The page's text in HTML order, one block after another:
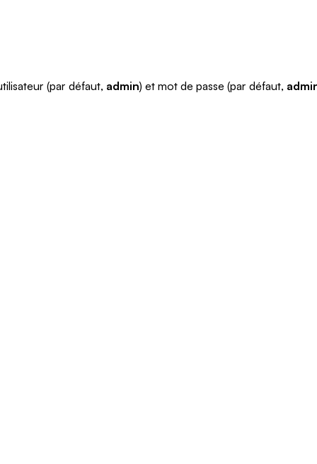
(par défaut, admin) et mot de passe (par défaut,